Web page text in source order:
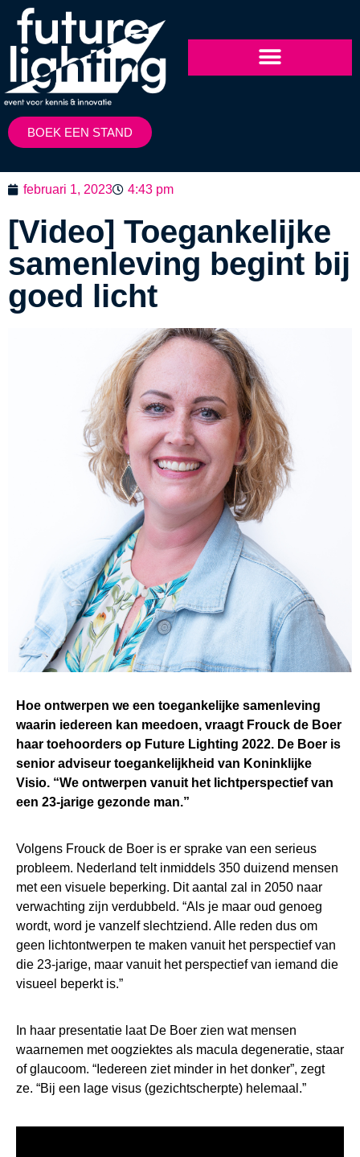
BOEK EEN STAND
februari 1, 2023 4:43 pm
[Video] Toegankelijke
samenleving begint bij
goed licht
Hoe ontwerpen we een toegankelijke samenleving
waarin iedereen kan meedoen, vraagt Frouck de Boer
haar toehoorders op Future Lighting 2022. De Boer is
senior adviseur toegankelijkheid van Koninklijke
Visio. “We ontwerpen vanuit het lichtperspectief van
een 23-jarige gezonde man.”
Volgens Frouck de Boer is er sprake van een serieus
probleem. Nederland telt inmiddels 350 duizend mensen
met een visuele beperking. Dit aantal zal in 2050 naar
verwachting zijn verdubbeld. “Als je maar oud genoeg
wordt, word je vanzelf slechtziend. Alle reden dus om
geen lichtontwerpen te maken vanuit het perspectief van
die 23-jarige, maar vanuit het perspectief van iemand die
visueel beperkt is.”
In haar presentatie laat De Boer zien wat mensen
waarnemen met oogziektes als macula degeneratie, staar
of glaucoom. “Iedereen ziet minder in het donker”, zegt
ze. “Bij een lage visus (gezichtscherpte) helemaal.”